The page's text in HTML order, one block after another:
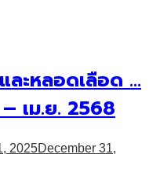
ละหลอดเลือด …
เม.ย. 2568
2025December 31,